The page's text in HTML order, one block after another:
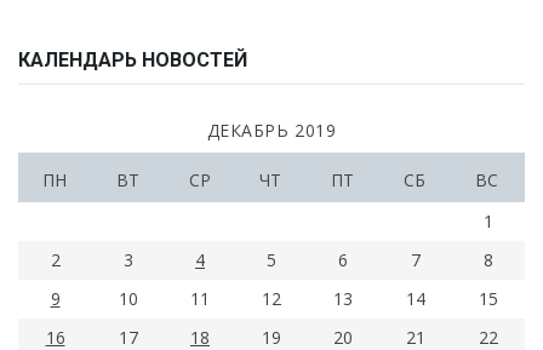
КАЛЕНДАРЬ НОВОСТЕЙ
ДЕКАБРЬ 2019
ПН ВТ СР ЧТ ПТ СБ
ВС
1
2
3 4 5 6 7
8
9
10 11 12 13 14
15
16
17 18 19 20 21
22